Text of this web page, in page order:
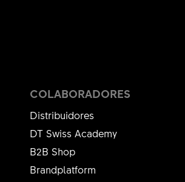
COLABORADORES
Distribuidores
DT Swiss Academy
B2B Shop
Brandplatform